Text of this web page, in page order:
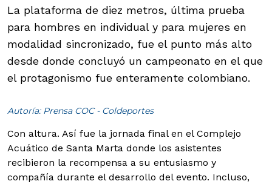
La plataforma de diez metros, última prueba
para hombres en individual y para mujeres en
modalidad sincronizado, fue el punto más alto
desde donde concluyó un campeonato en el que
el protagonismo fue enteramente colombiano.
Autoría: Prensa COC - Coldeportes
Con altura. Así fue la jornada final en el Complejo
Acuático de Santa Marta donde los asistentes
recibieron la recompensa a su entusiasmo y
compañía durante el desarrollo del evento. Incluso,